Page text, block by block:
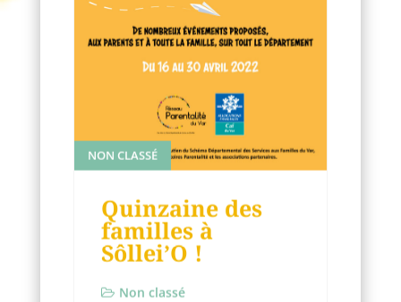
NON CLASSÉ
Quinzaine des
familles à
Sôllei’O !
Non classé